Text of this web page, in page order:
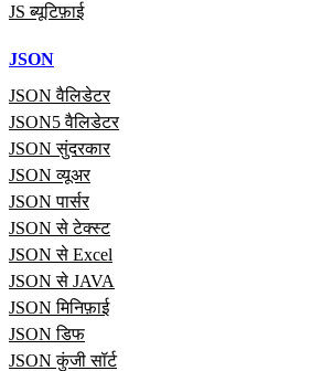
JS ब्यूटिफ़ाई
JSON
JSON वैलिडेटर
JSON5 वैलिडेटर
JSON सुंदरकार
JSON व्यूअर
JSON पार्सर
JSON से टेक्स्ट
JSON से Excel
JSON से JAVA
JSON मिनिफ़ाई
JSON डिफ
JSON कुंजी सॉर्ट